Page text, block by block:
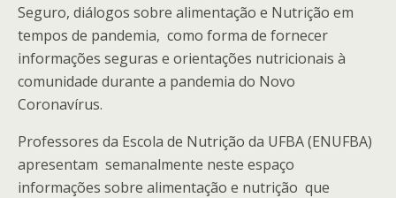
Seguro, diálogos sobre alimentação e Nutrição em
tempos de pandemia, como forma de fornecer
informações seguras e orientações nutricionais à
comunidade durante a pandemia do Novo
Coronavírus.
Professores da Escola de Nutrição da UFBA (ENUFBA)
apresentam semanalmente neste espaço
informações sobre alimentação e nutrição que